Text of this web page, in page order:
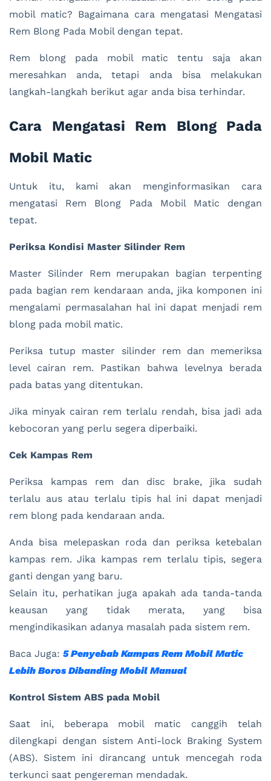
mobil matic? Bagaimana cara mengatasi Mengatasi
Rem Blong Pada Mobil dengan tepat.
Rem blong pada mobil matic tentu saja akan
meresahkan anda, tetapi anda bisa melakukan
langkah-langkah berikut agar anda bisa terhindar.
Cara Mengatasi Rem Blong Pada
Mobil Matic
Untuk itu, kami akan menginformasikan cara
mengatasi Rem Blong Pada Mobil Matic dengan
tepat.
Periksa Kondisi Master Silinder Rem
Master Silinder Rem merupakan bagian terpenting
pada bagian rem kendaraan anda, jika komponen ini
mengalami permasalahan hal ini dapat menjadi rem
blong pada mobil matic.
Periksa tutup master silinder rem dan memeriksa
level cairan rem. Pastikan bahwa levelnya berada
pada batas yang ditentukan.
Jika minyak cairan rem terlalu rendah, bisa jadi ada
kebocoran yang perlu segera diperbaiki.
Cek Kampas Rem
Periksa kampas rem dan disc brake, jika sudah
terlalu aus atau terlalu tipis hal ini dapat menjadi
rem blong pada kendaraan anda.
Anda bisa melepaskan roda dan periksa ketebalan
kampas rem. Jika kampas rem terlalu tipis, segera
ganti dengan yang baru.
Selain itu, perhatikan juga apakah ada tanda-tanda
keausan yang tidak merata, yang bisa
mengindikasikan adanya masalah pada sistem rem.
Baca Juga: 5 Penyebab Kampas Rem Mobil Matic
Lebih Boros Dibanding Mobil Manual
Kontrol Sistem ABS pada Mobil
Saat ini, beberapa mobil matic canggih telah
dilengkapi dengan sistem Anti-lock Braking System
(ABS). Sistem ini dirancang untuk mencegah roda
terkunci saat pengereman mendadak.